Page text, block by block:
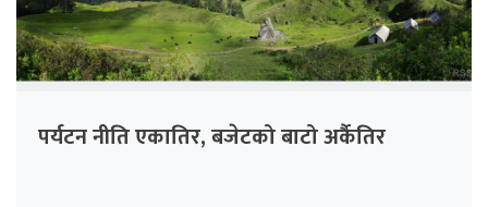
पर्यटन नीति एकातिर, बजेटको बाटो अर्कैतिर